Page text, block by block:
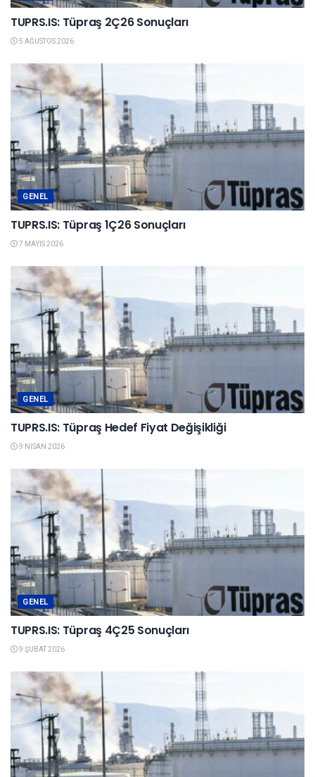
TUPRS.IS: Tüpraş 2Ç26 Sonuçları
5 AĞUSTOS 2026
GENEL
TUPRS.IS: Tüpraş 1Ç26 Sonuçları
7 MAYIS 2026
GENEL
TUPRS.IS: Tüpraş Hedef Fiyat Değişikliği
9 NISAN 2026
GENEL
TUPRS.IS: Tüpraş 4Ç25 Sonuçları
9 ŞUBAT 2026